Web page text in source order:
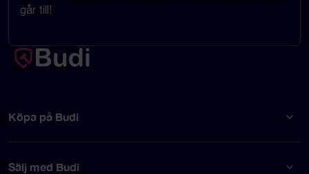
går till!
Köpa på Budi
Sälj med Budi